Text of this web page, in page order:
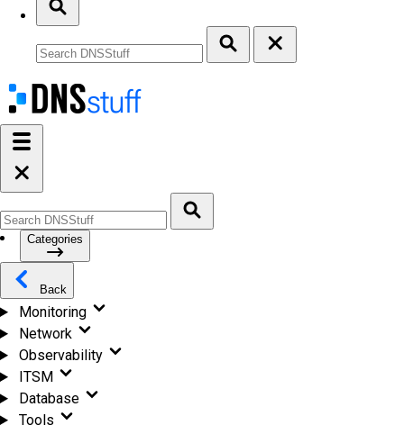
Categories
Back
Monitoring
Network
Observability
ITSM
Database
Tools